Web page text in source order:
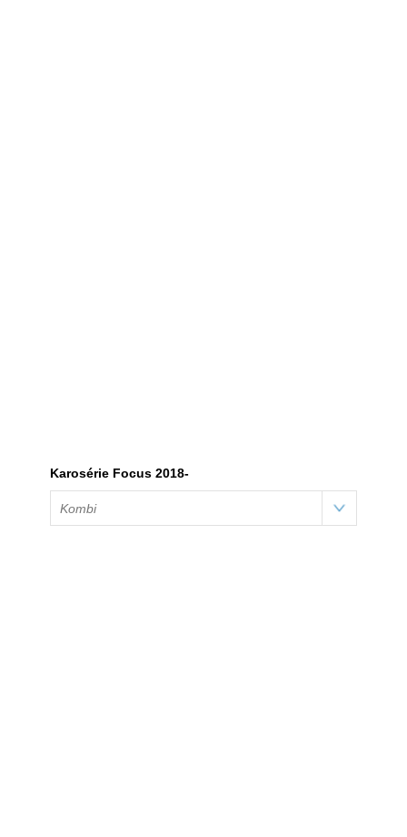
Karosérie Focus 2018-
Kombi